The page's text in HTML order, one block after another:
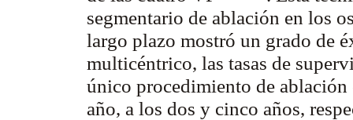
segmentario de ablación en los
largo plazo mostró un grado de
multicéntrico, las tasas de
único procedimiento de
año, a los dos y cinco años,